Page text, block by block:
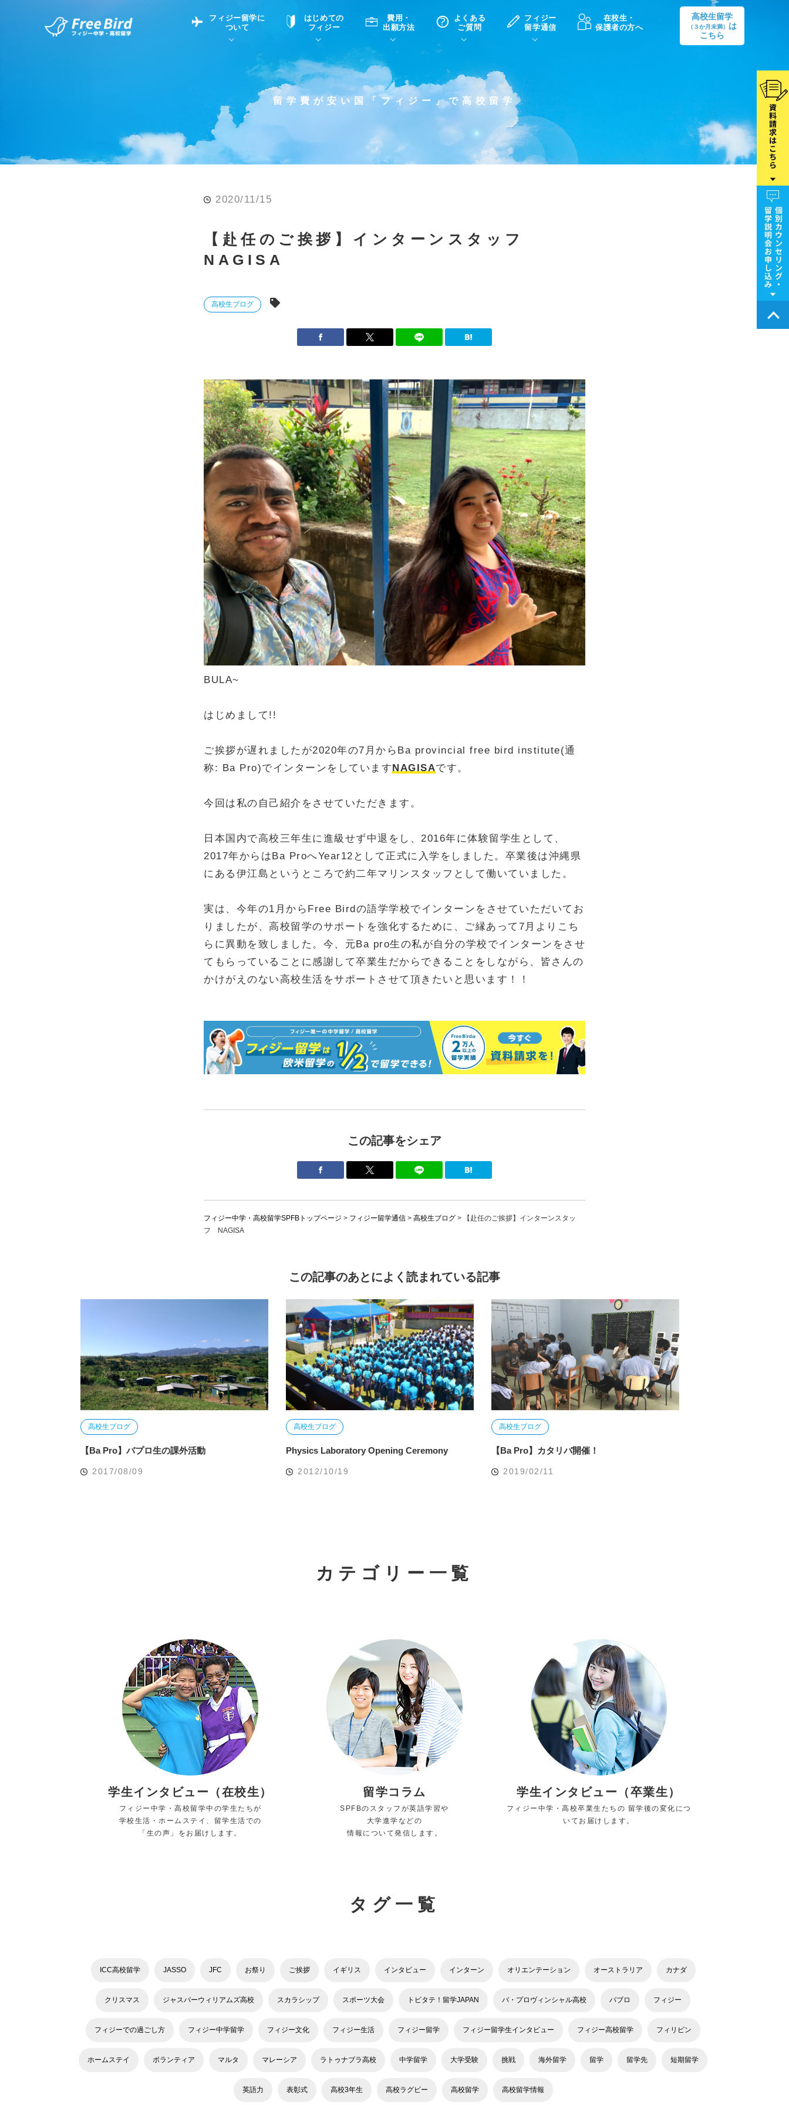
フィジー留学に
ついて
フィジー留学について 中学・高校留学の意義
はじめての
フィジー
滞在先
費用・
出願方法
高校留学
よくある
ご質問
フィジーでの生活Q&A ホームステイQ&A
現地高校Q&A
英語についてQ&A
フィジー
留学通信
フィジー留学通信TOP 学生インタビュー（在校生）
留学コラム
在校生・
保護者の方へ
高校生留学
（３か月未満）
は
こちら
留学費が安い国「フィジー」で高校留学
2020/11/15
【赴任のご挨拶】インターンスタッフ
NAGISA
高校生ブログ
BULA~
はじめまして!!
ご挨拶が遅れましたが2020年の7月からBa provincial free bird institute(通
称: Ba Pro)でインターンをしています NAGISAです。
今回は私の自己紹介をさせていただきます。
日本国内で高校三年生に進級せず中退をし、2016年に体験留学生として、
2017年からはBa ProへYear12として正式に入学をしました。卒業後は沖縄県
にある伊江島というところで約二年マリンスタッフとして働いていました。
実は、今年の1月からFree Birdの語学学校でインターンをさせていただいてお
りましたが、高校留学のサポートを強化するために、ご縁あって7月よりこち
らに異動を致しました。今、元Ba pro生の私が自分の学校でインターンをさせ
てもらっていることに感謝して卒業生だからできることをしながら、皆さんの
かけがえのない高校生活をサポートさせて頂きたいと思います！！
この記事をシェア
フィジー中学・高校留学SPFBトップページ > フィジー留学通信 > 高校生ブログ >
【赴任のご挨拶】インターンスタッ
フ NAGISA
この記事のあとによく読まれている記事
高校生ブログ
【Ba Pro】バプロ生の課外活動
2017/08/09
高校生ブログ
Physics Laboratory Opening Ceremony
2012/10/19
高校生ブログ
【Ba Pro】カタリバ開催！
2019/02/11
カテゴリー一覧
学生インタビュー（在校生）
フィジー中学・高校留学中の学生たちが
学校生活・ホームステイ、留学生活での
「生の声」をお届けします。
留学コラム
SPFBのスタッフが英語学習や
大学進学などの
情報について発信します。
学生インタビュー（卒業生）
フィジー中学・高校卒業生たちの 留学後の変化につ
いてお届けします。
タグ一覧
ICC高校留学 JASSO JFC お祭り ご挨拶 イギリス インタビュー インターン オリエンテーション オーストラリア カナダ
クリスマス ジャスパーウィリアムズ高校 スカラシップ スポーツ大会 トビタテ！留学JAPAN バ・プロヴィンシャル高校 パブロ フィジー
フィジーでの過ごし方 フィジー中学留学 フィジー文化 フィジー生活 フィジー留学 フィジー留学生インタビュー フィジー高校留学 フィリピン
ホームステイ ボランティア マルタ マレーシア ラトゥナブラ高校 中学留学 大学受験 挑戦 海外留学 留学 留学先 短期留学
英語力 表彰式 高校3年生 高校ラグビー 高校留学 高校留学情報